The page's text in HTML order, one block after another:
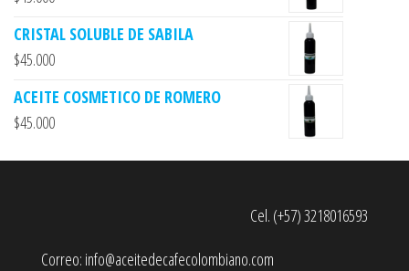
CRISTAL SOLUBLE DE SABILA
$45.000
ACEITE COSMETICO DE ROMERO
$45.000
Cel. (+57) 3218016593
Correo: info@aceitedecafecolombiano.com